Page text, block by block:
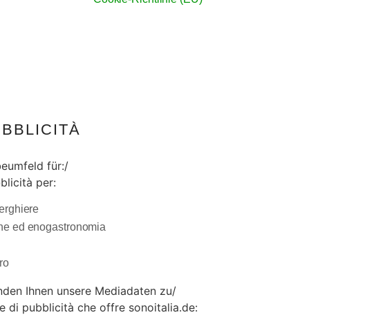
für:/
per:
ed enogastronomia
Ihnen unsere Mediadaten zu/
di pubblicità che offre sonoitalia.de: